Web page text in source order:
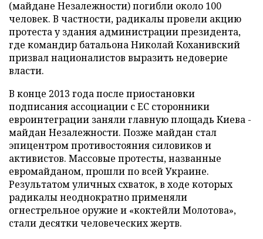
(майдане Незалежности) погибли около 100
человек. В частности, радикалы провели акцию
протеста у здания администрации президента,
где командир батальона Николай Коханивский
призвал националистов выразить недоверие
власти.
В конце 2013 года после приостановки
подписания ассоциации с ЕС сторонники
евроинтеграции заняли главную площадь Киева -
майдан Незалежности. Позже майдан стал
эпицентром противостояния силовиков и
активистов. Массовые протесты, названные
евромайданом, прошли по всей Украине.
Результатом уличных схваток, в ходе которых
радикалы неоднократно применяли
огнестрельное оружие и «коктейли Молотова»,
стали десятки человеческих жертв.